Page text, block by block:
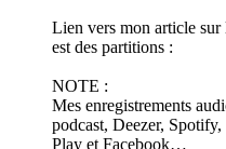
Lien vers mon article
est des partitions :
NOTE :
Mes enregistrements
podcast, Deezer,
Play et Facebook…